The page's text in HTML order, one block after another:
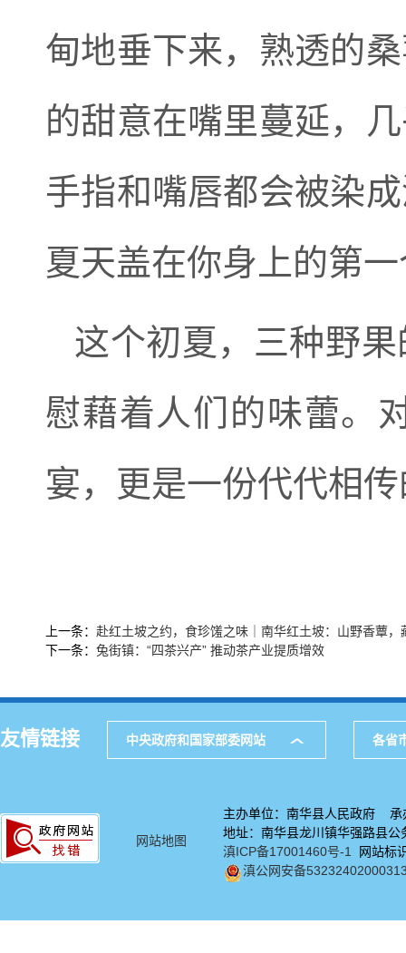
甸地垂下来，熟透的
的甜意在嘴里蔓延，
手指和嘴唇都会被染
夏天盖在你身上的第
这个初夏，三种野
慰藉着人们的味蕾。
宴，更是一份代代相
上一条： 赴红土坡之约，食珍馐之味｜南华红土坡：山野香蕈，
下一条： 兔街镇：“四茶兴产” 推动茶产业提质增效
友情链接 中央政府和国家部委网站 各省
网站地图
主办单位：南华县人民政府 承
地址：南华县龙川镇华强路
滇ICP备17001460号-1
网站标
滇公网安备